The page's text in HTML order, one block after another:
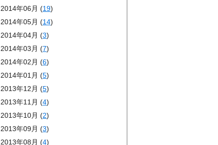
2014年06月 (19)
2014年05月 (14)
2014年04月 (3)
2014年03月 (7)
2014年02月 (6)
2014年01月 (5)
2013年12月 (5)
2013年11月 (4)
2013年10月 (2)
2013年09月 (3)
2013年08月 (4)